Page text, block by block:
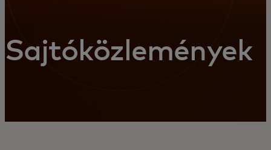
Sajtóközlemények